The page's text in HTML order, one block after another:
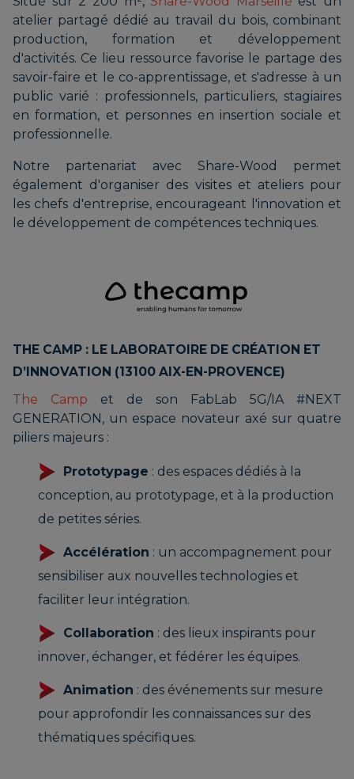
atelier partagé dédié au travail du bois, combinant
production, formation et développement
d'activités. Ce lieu ressource favorise le partage des
savoir-faire et le co-apprentissage, et s'adresse à un
public varié : professionnels, particuliers, stagiaires
en formation, et personnes en insertion sociale et
professionnelle.
Notre partenariat avec Share-Wood permet
également d'organiser des visites et ateliers pour
les chefs d'entreprise, encourageant l'innovation et
le développement de compétences techniques.
THE CAMP : LE LABORATOIRE DE CRÉATION ET
D’INNOVATION (13100 AIX-EN-PROVENCE)
The Camp et de son FabLab 5G/IA #NEXT
GENERATION, un espace novateur axé sur quatre
piliers majeurs :
Prototypage : des espaces dédiés à la
conception, au prototypage, et à la production
de petites séries.
Accélération : un accompagnement pour
sensibiliser aux nouvelles technologies et
faciliter leur intégration.
Collaboration : des lieux inspirants pour
innover, échanger, et fédérer les équipes.
Animation : des événements sur mesure
pour approfondir les connaissances sur des
thématiques spécifiques.